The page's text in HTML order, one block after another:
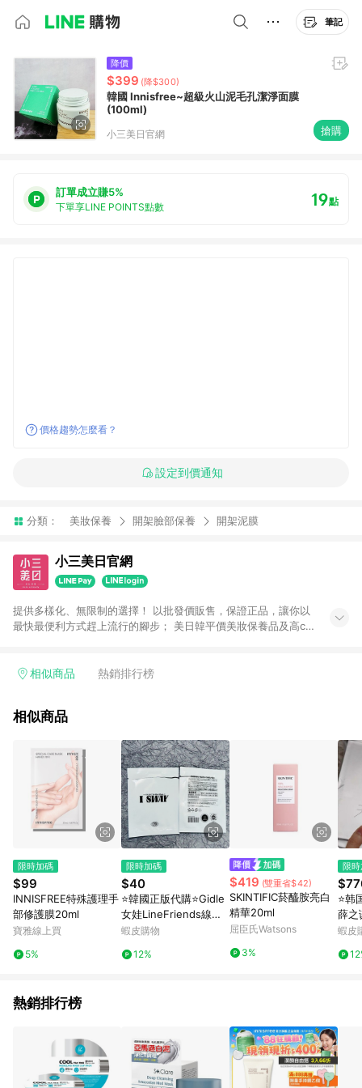
筆記
降價
$399 (降$300)
韓國 Innisfree~超級火山泥毛孔潔淨面膜
(100ml)
小三美日官網 搶購
訂單成立賺5%
下單享LINE POINTS點數 19點
價格趨勢怎麼看？
設定到價通知
分類： 美妝保養 開架臉部保養 開架泥膜
小三美日官網
提供多樣化、無限制的選擇！ 以批發價販售，保證正品，讓你以
最快最便利方式趕上流行的腳步； 美日韓平價美妝保養品及高cp
天前後發送 3.使用小三美日APP下單，將無法獲得點數回饋 4.
皆不計入點數回饋，依扣除前述所有折讓金額，得最終之金額贈
(折價券或全館滿額折)及50元美幣，實際回饋金額需扣除所有折
讓金額，得最終金額400元贈點。 例2：訂單總金額為500元，未
達免運門檻運費60元，使用60元折扣(折價券或全館滿額折)及60
元美幣，實際回饋金額需扣除運費及所有折讓金額，得最終金額
320元贈點。 例3：訂單總金額為199元，使用免運券折抵60元運
費，因未達原設定之免運門檻，故運費仍視為折讓金額，實際回
饋金額須扣除60元運費，得最終金額139元贈點。
相似商品 熱銷排行榜
相似商品
限時加碼
$99
INNISFREE特殊護理手
部修護膜20ml
寶雅線上買
5%
限時加碼
$40
⭐韓國正版代購⭐Gidle
女娃LineFriends線下
快閃隨機卡ISWAY隨機
蝦皮購物
12%
$419 (雙重省$42)
SKINTIFIC菸醯胺亮白
精華20ml
屈臣氏Watsons
3%
限
⭐韩
薛之
新未
蝦皮
熱銷排行榜